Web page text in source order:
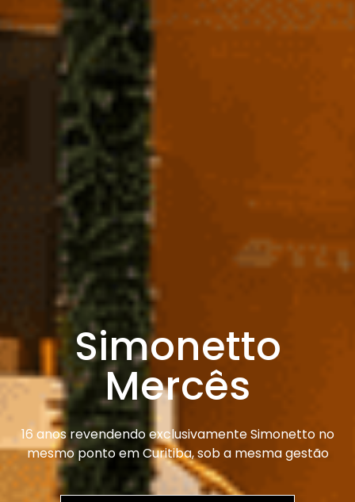
Simonetto
Mercês
16 anos revendendo exclusivamente Simonetto no
mesmo ponto em Curitiba, sob a mesma gestão